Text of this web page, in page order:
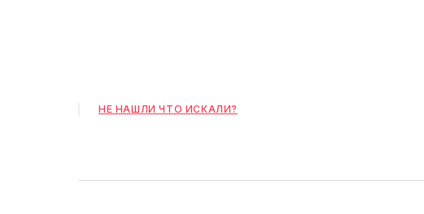
НЕ НАШЛИ ЧТО ИСКАЛИ?